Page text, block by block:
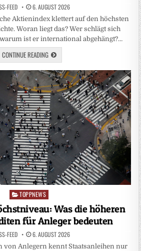
FEED 6. AUGUST 2026
Aktienindex klettert auf den höchsten
Woran liegt das? Wer schlägt sich
ist er international abgehängt?…
CONTINUE READING
Posted
in
TOPPNEWS
Was die höheren
für Anleger bedeuten
FEED 6. AUGUST 2026
von Anlegern kennt Staatsanleihen nur